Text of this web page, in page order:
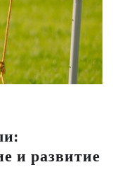
и развитие